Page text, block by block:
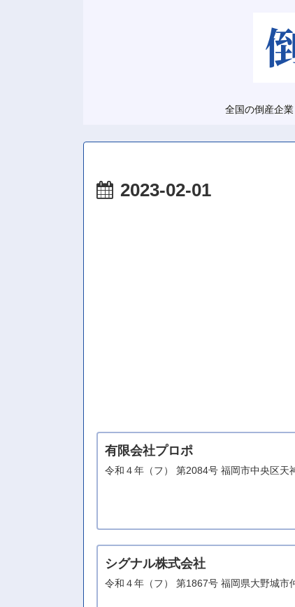
全国の倒産企
2023-02-01
有限会社プロポ
令和４年（フ） 第2084号 福岡市中央区
シグナル株式会社
令和４年（フ） 第1867号 福岡県大野城